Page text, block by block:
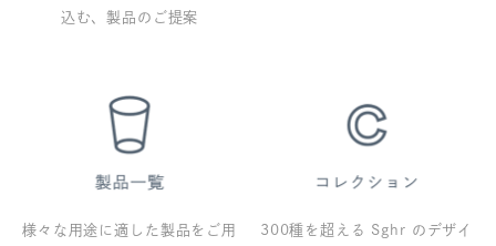
込む、製品のご提案
様々な用途に適した製品をご用
300種を超える Sghr のデザイ